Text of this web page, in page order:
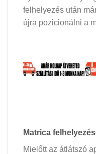
felhelyezés után
újra pozicionálni a
Matrica
Mielőtt az átlátszó